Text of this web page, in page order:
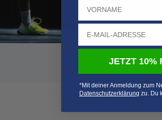
JETZT 10%
*Mit deiner Anmeldung zum
Datenschutzerklärung zu. Du